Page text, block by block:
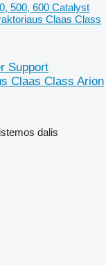
500, 600 Catalyst
Claas Class
Support
Claas Class Arion
dalis